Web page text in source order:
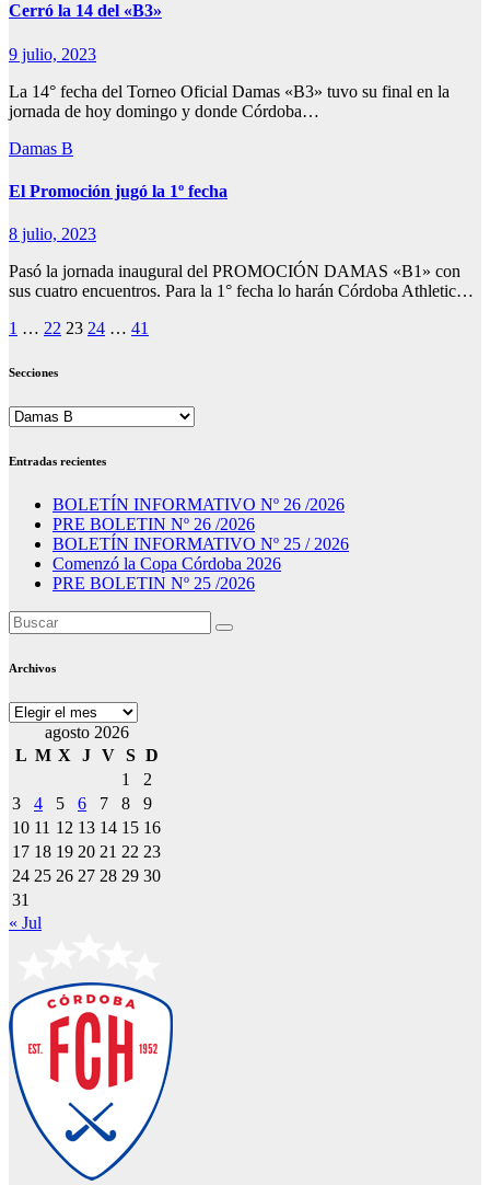
Cerró la 14 del «B3»
9 julio, 2023
La 14° fecha del Torneo Oficial Damas «B3» tuvo su final en la
jornada de hoy domingo y donde Córdoba…
Damas B
El Promoción jugó la 1º fecha
8 julio, 2023
Pasó la jornada inaugural del PROMOCIÓN DAMAS «B1» con
sus cuatro encuentros. Para la 1° fecha lo harán Córdoba Athletic…
Paginación
de
1 … 22 23 24 … 41
Secciones
Secciones
Entradas recientes
BOLETÍN INFORMATIVO Nº 26 /2026
PRE BOLETIN Nº 26 /2026
BOLETÍN INFORMATIVO Nº 25 / 2026
Comenzó la Copa Córdoba 2026
PRE BOLETIN Nº 25 /2026
Archivos
Archivos
agosto 2026
L M X J V S D
1
2
3
4 5 6 7 8
9
10 11 12 13 14 15 16
17 18 19 20 21 22 23
24 25 26 27 28 29 30
31
« Jul